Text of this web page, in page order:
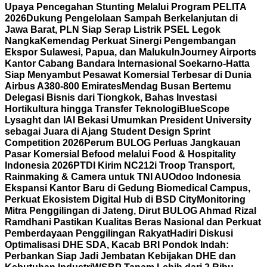
Upaya Pencegahan Stunting Melalui Program PELITA
2026Dukung Pengelolaan Sampah Berkelanjutan di
Jawa Barat, PLN Siap Serap Listrik PSEL Legok
NangkaKemendag Perkuat Sinergi Pengembangan
Ekspor Sulawesi, Papua, dan Maluku InJourney Airports
Kantor Cabang Bandara Internasional Soekarno-Hatta
Siap Menyambut Pesawat Komersial Terbesar di Dunia
Airbus A380-800 EmiratesMendag Busan Bertemu
Delegasi Bisnis dari Tiongkok, Bahas Investasi
Hortikultura hingga Transfer TeknologiBlueScope
Lysaght dan IAI Bekasi Umumkan President University
sebagai Juara di Ajang Student Design Sprint
Competition 2026Perum BULOG Perluas Jangkauan
Pasar Komersial Befood melalui Food & Hospitality
Indonesia 2026PTDI Kirim NC212i Troop Transport,
Rainmaking & Camera untuk TNI AUOdoo Indonesia
Ekspansi Kantor Baru di Gedung Biomedical Campus,
Perkuat Ekosistem Digital Hub di BSD CityMonitoring
Mitra Penggilingan di Jateng, Dirut BULOG Ahmad Rizal
Ramdhani Pastikan Kualitas Beras Nasional dan Perkuat
Pemberdayaan Penggilingan RakyatHadiri Diskusi
Optimalisasi DHE SDA, Kacab BRI Pondok Indah:
Perbankan Siap Jadi Jembatan Kebijakan DHE dan